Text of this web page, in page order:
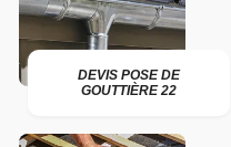
DEVIS POSE DE
GOUTTIÈRE 22